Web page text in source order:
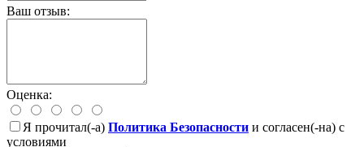
Ваш отзыв:
Оценка:
Я прочитал(-а) Политика Безопасности и согласен(-на) с
условиями